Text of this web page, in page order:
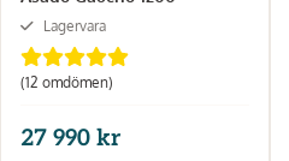
Lagervara
(12 omdömen)
27 990 kr